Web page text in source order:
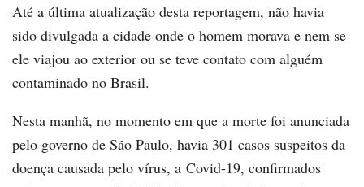
Até a última atualização desta reportagem, não havia
sido divulgada a cidade onde o homem morava e nem se
ele viajou ao exterior ou se teve contato com alguém
contaminado no Brasil.
Nesta manhã, no momento em que a morte foi anunciada
pelo governo de São Paulo, havia 301 casos suspeitos da
doença causada pelo vírus, a Covid-19, confirmados